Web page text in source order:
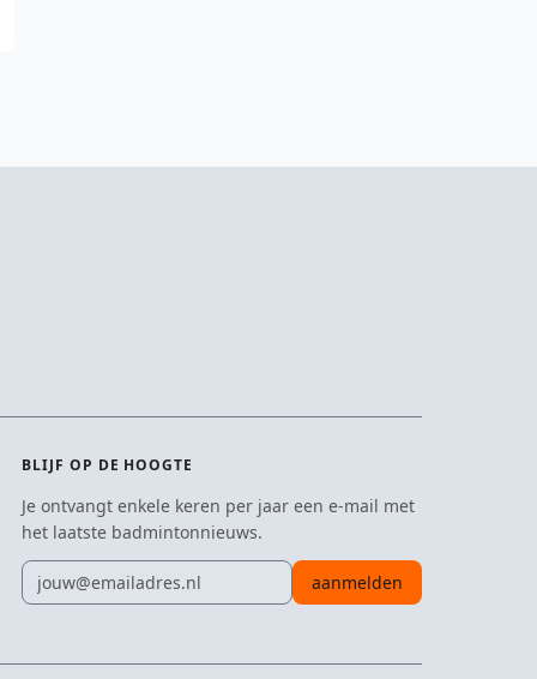
BLIJF OP DE HOOGTE
Je ontvangt enkele keren per jaar een e-mail met
het laatste badmintonnieuws.
E-mailadres
aanmelden